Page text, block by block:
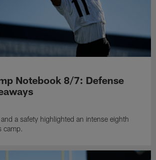
Notebook 8/7: Defense
a safety highlighted an intense eighth
camp.